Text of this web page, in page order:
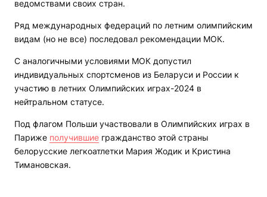
ведомствами своих стран.
Ряд международных федераций по летним олимпийским
видам (но не все) последовал рекомендации МОК.
С аналогичными условиями МОК допустил
индивидуальных спортсменов из Беларуси и России к
участию в летних Олимпийских играх-2024 в
нейтральном статусе.
Под флагом Польши участвовали в Олимпийских играх в
Париже получившие гражданство этой страны
белорусские легкоатлетки Мария Жодик и Кристина
Тимановская.